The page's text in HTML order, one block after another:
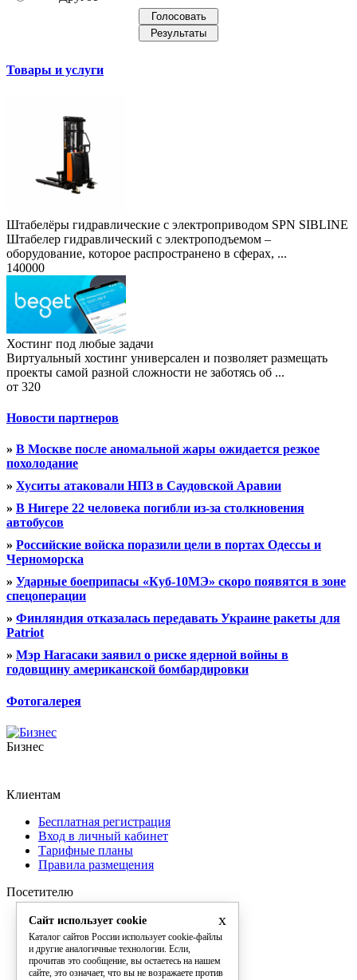
Товары и услуги
Штабелёры гидравлические с электроприводом SPN SIBLINE
Штабелер гидравлический с электроподъемом –
оборудование, которое распространено в сферах, ...
140000
Хостинг под любые задачи
Виртуальный хостинг универсален и позволяет размещать
проекты самой разной сложности не заботясь об ...
от 320
Новости партнеров
» В Москве после аномальной жары ожидается резкое
похолодание
» Хуситы атаковали НПЗ в Саудовской Аравии
» В Нигере 22 человека погибли из-за столкновения
автобусов
» Российские войска поразили цели в портах Одессы и
Черноморска
» Ударные боеприпасы «Куб-10МЭ» скоро появятся в зоне
спецоперации
» Финляндия отказалась передавать Украине ракеты для
Patriot
» Мэр Нагасаки заявил о риске ядерной войны в
годовщину американской бомбардировки
Фотогалерея
Бизнес
Клиентам
Бесплатная регистрация
Вход в личный кабинет
Тарифные планы
Правила размещения
Посетителю
Рейтинг фирм
Расширенный поиск
Рейтинг сайтов
Конфиденциальность
x
Сайт использует cookie
Каталог сайтов России использует cookie-файлы
и другие аналогичные технологии. Если,
прочитав это сообщение, вы остаетесь на нашем
сайте, это означает, что вы не возражаете против